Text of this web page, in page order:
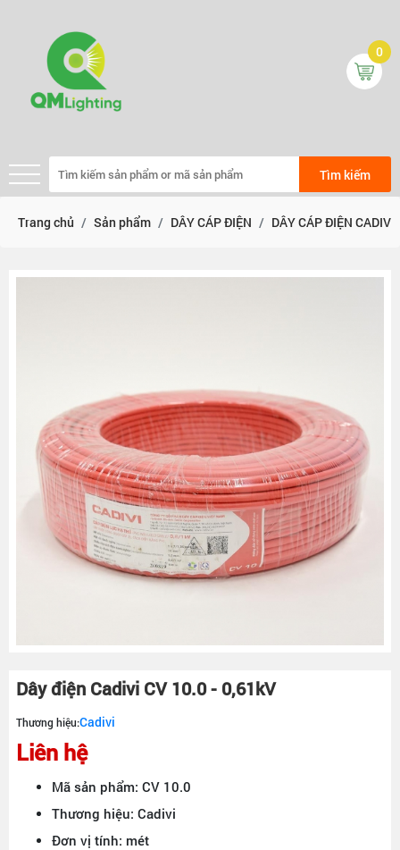
Tìm kiếm
0
Trang chủ Sản phẩm DÂY CÁP ĐIỆN DÂY CÁP ĐIỆN CADIVI
Dây điện Cadivi CV 10.0 - 0,61kV
Thương hiệu:Cadivi
Liên hệ
Mã sản phẩm: CV 10.0
Thương hiệu: Cadivi
Đơn vị tính: mét